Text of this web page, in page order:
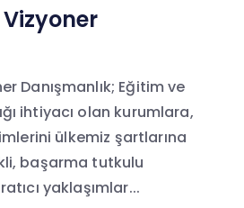
Danışmanlık; Eğitim ve
ihtiyacı olan kurumlara,
ülkemiz şartlarına
başarma tutkulu
yaklaşımlar...